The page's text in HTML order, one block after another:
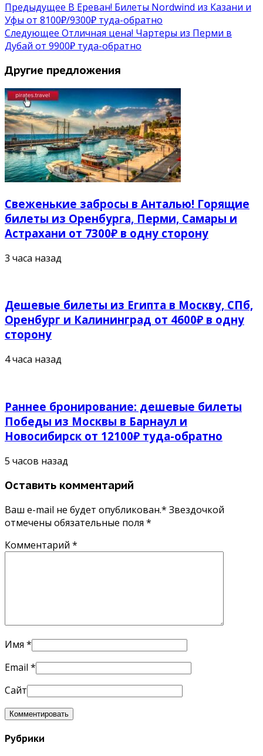
Предыдущее В Ереван! Билеты Nordwind из Казани и
Уфы от 8100₽/9300₽ туда-обратно
Следующее Отличная цена! Чартеры из Перми в
Дубай от 9900₽ туда-обратно
Другие предложения
Свеженькие забросы в Анталью! Горящие
билеты из Оренбурга, Перми, Самары и
Астрахани от 7300₽ в одну сторону
3 часа назад
Дешевые билеты из Египта в Москву, СПб,
Оренбург и Калининград от 4600₽ в одну
сторону
4 часа назад
Раннее бронирование: дешевые билеты
Победы из Москвы в Барнаул и
Новосибирск от 12100₽ туда-обратно
5 часов назад
Оставить комментарий
Ваш e-mail не будет опубликован.* Звездочкой
отмечены обязательные поля *
Комментарий *
Имя *
Email *
Сайт
Рубрики